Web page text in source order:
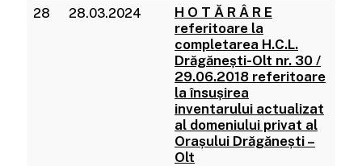
28 28.03.2024
H O T Ă R Â R E
referitoare la
completarea H.C.L.
Drăgănești-Olt nr. 30 /
29.06.2018 referitoare
la însușirea
inventarului actualizat
al domeniului privat al
Orașului Drăgănești –
Olt